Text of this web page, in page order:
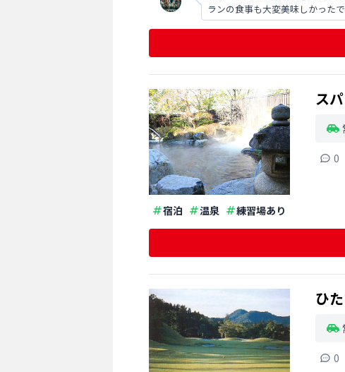
ランの食事も大変美味しかったで
ス
0
宿泊 温泉 練習場あり
ひ
0